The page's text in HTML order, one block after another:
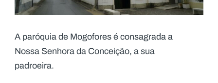
A paróquia de Mogofores é consagrada a
Nossa Senhora da Conceição, a sua
padroeira.​